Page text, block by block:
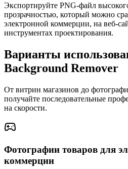
Экспортируйте PNG-файл
прозрачностью, который можно
электронной коммерции, на веб-
инструментах проектирования.
Варианты
Background Remover
От витрин магазинов до
получайте последовательные
на скорости.
Фотографии товаров для
коммерции